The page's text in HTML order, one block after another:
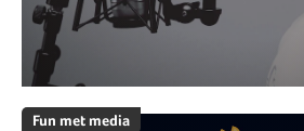
Fun met media